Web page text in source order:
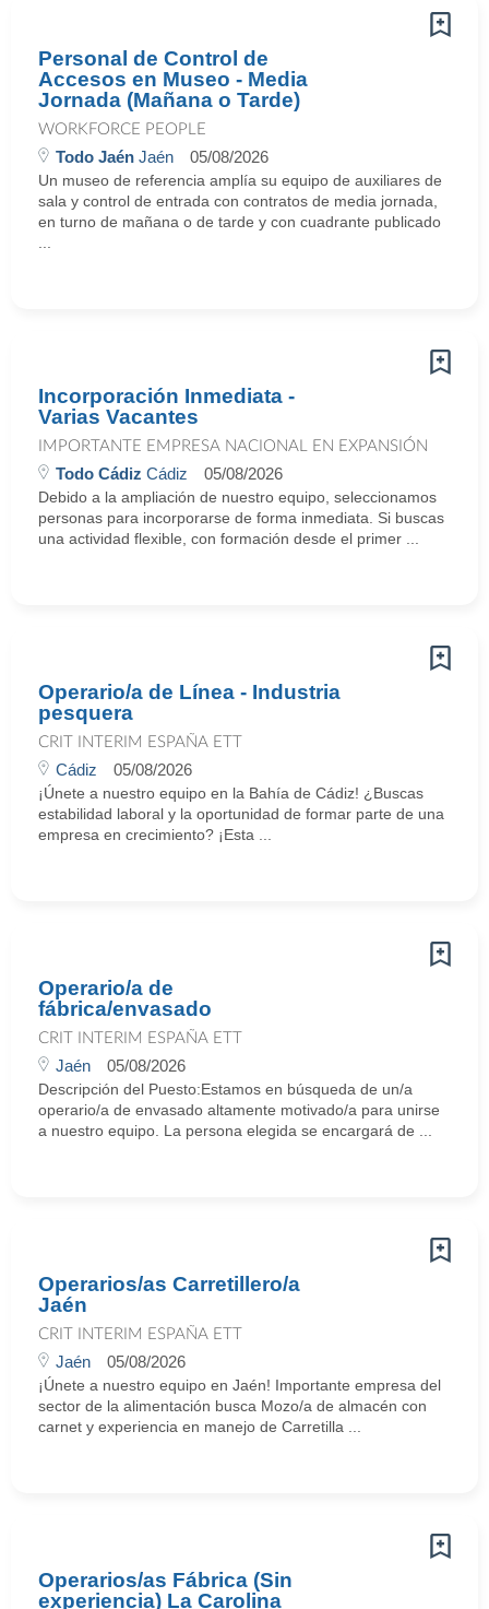
Personal de Control de
Accesos en Museo - Media
Jornada (Mañana o Tarde)
WORKFORCE PEOPLE
Todo Jaén Jaén 05/08/2026
Un museo de referencia amplía su equipo de auxiliares de
sala y control de entrada con contratos de media jornada,
en turno de mañana o de tarde y con cuadrante publicado
Incorporación Inmediata -
Varias Vacantes
IMPORTANTE EMPRESA NACIONAL EN EXPANSIÓN
Todo Cádiz Cádiz 05/08/2026
Debido a la ampliación de nuestro equipo, seleccionamos
personas para incorporarse de forma inmediata. Si buscas
una actividad flexible, con formación desde el primer ...
Operario/a de Línea - Industria
pesquera
CRIT INTERIM ESPAÑA ETT
Cádiz 05/08/2026
¡Únete a nuestro equipo en la Bahía de Cádiz! ¿Buscas
estabilidad laboral y la oportunidad de formar parte de una
empresa en crecimiento? ¡Esta ...
Operario/a de
fábrica/envasado
CRIT INTERIM ESPAÑA ETT
Jaén 05/08/2026
Descripción del Puesto:Estamos en búsqueda de un/a
operario/a de envasado altamente motivado/a para unirse
a nuestro equipo. La persona elegida se encargará de ...
Operarios/as Carretillero/a
Jaén
CRIT INTERIM ESPAÑA ETT
Jaén 05/08/2026
¡Únete a nuestro equipo en Jaén! Importante empresa del
sector de la alimentación busca Mozo/a de almacén con
carnet y experiencia en manejo de Carretilla ...
Operarios/as Fábrica (Sin
experiencia) La Carolina